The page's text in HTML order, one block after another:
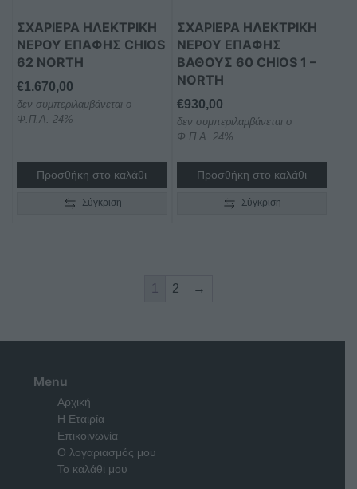
ΣΧΑΡΙΕΡΑ ΗΛΕΚΤΡΙΚΗ
ΝΕΡΟΥ ΕΠΑΦΗΣ CHIOS
62 NORTH
€1.670,00
δεν συμπεριλαμβάνεται ο
Φ.Π.Α. 24%
Προσθήκη στο καλάθι
Σύγκριση
ΣΧΑΡΙΕΡΑ ΗΛΕΚΤΡΙΚΗ
ΝΕΡΟΥ ΕΠΑΦΗΣ
ΒΑΘΟΥΣ 60 CHIOS 1 –
NORTH
€930,00
δεν συμπεριλαμβάνεται ο
Φ.Π.Α. 24%
Προσθήκη στο καλάθι
Σύγκριση
1 2 →
Menu
Αρχική
Η Εταιρία
Επικοινωνία
Ο λογαριασμός μου
Το καλάθι μου